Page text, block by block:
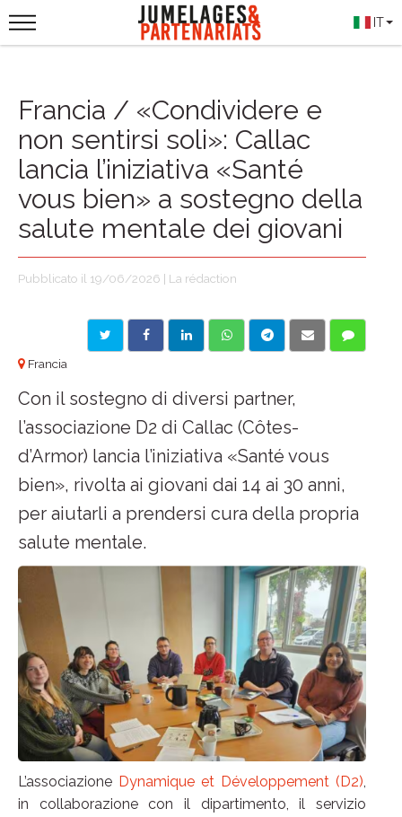
IT
Francia / «Condividere e
non sentirsi soli»: Callac
lancia l’iniziativa «Santé
vous bien» a sostegno della
salute mentale dei giovani
Pubblicato il 19/06/2026 | La rédaction
Francia
Con il sostegno di diversi partner,
l’associazione D2 di Callac (Côtes-
d’Armor) lancia l’iniziativa «Santé vous
bien», rivolta ai giovani dai 14 ai 30 anni,
per aiutarli a prendersi cura della propria
salute mentale.
L’associazione Dynamique et Développement (D2),
in collaborazione con il dipartimento, il servizio